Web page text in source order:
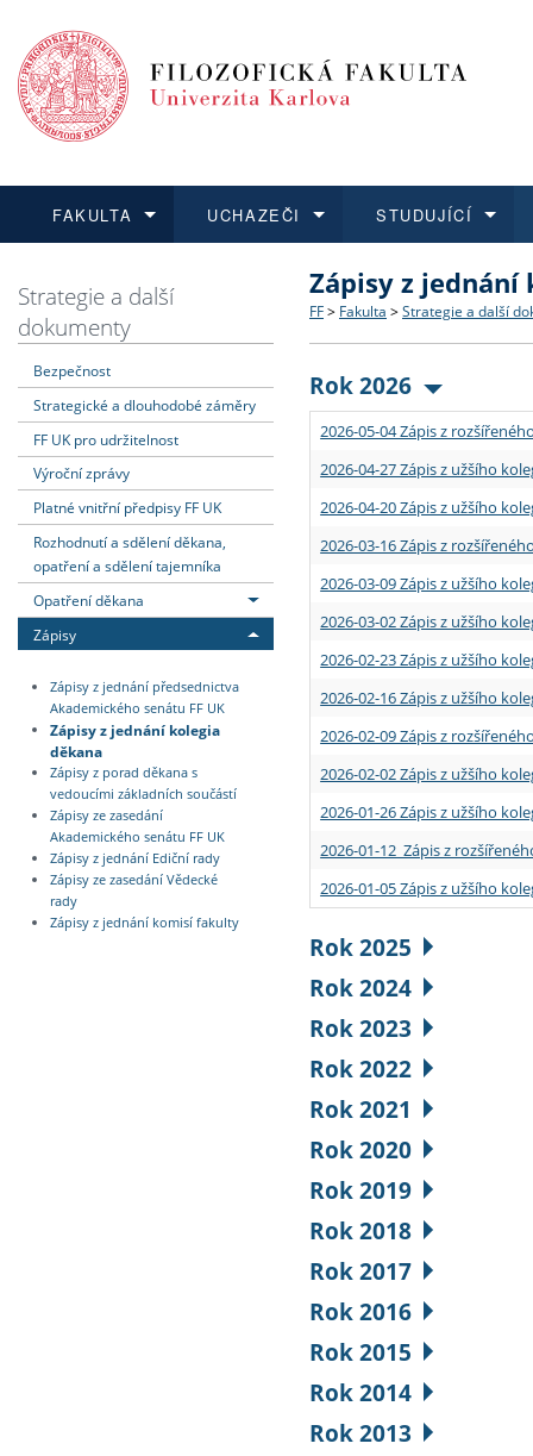
FAKULTA
Dozvědět se více
Struktura a historie
Strategie a další
Podpora a benefity pro
Absolventi fakulty
UCHAZEČI
Podat přihlášku
Co studovat a jak se
Učitelské studijní
Informace k průběhu
STUDUJÍCÍ
Dozvědět se více
Bakalářské a magisterské
Doktorské studium
Rigorózní řízení
Dozvědět se více
O vědě a výzkumu na FF
Akademické kvalifikace
Granty a projekty
Dozvědět se více
Aktuální nabídky a
Vyjíždějící studenti
Přijíždějící studenti
Vyjíždějící zaměstnanci
Strategie a další
dokumenty
Bezpečnost
Strategické a dlouhodobé záměry
FF UK pro udržitelnost
Výroční zprávy
Platné vnitřní předpisy FF UK
Rozhodnutí a sdělení děkana,
opatření a sdělení tajemníka
Opatření děkana
Zápisy
Zápisy z jednání předsednictva
Akademického senátu FF UK
Zápisy z jednání kolegia
děkana
Zápisy z porad děkana s
vedoucími základních součástí
Zápisy ze zasedání
Akademického senátu FF UK
Zápisy z jednání Ediční rady
Zápisy ze zasedání Vědecké
rady
Zápisy z jednání komisí fakulty
Zápisy z jednání
FF > Fakulta > Strategie a další
Rok 2026
2026-05-04 Zápis z
2026-04-27 Zápis z užšího
2026-04-20 Zápis z užšího
2026-03-16 Zápis z
2026-03-09 Zápis z užšího
2026-03-02 Zápis z užšího
2026-02-23 Zápis z užšího
2026-02-16 Zápis z užšího
2026-02-09 Zápis z
2026-02-02 Zápis z užšího
2026-01-26 Zápis z užšího
2026-01-12 Zápis z
2026-01-05 Zápis z užšího
Rok 2025
Rok 2024
Rok 2023
Rok 2022
Rok 2021
Rok 2020
Rok 2019
Rok 2018
Rok 2017
Rok 2016
Rok 2015
Rok 2014
Rok 2013